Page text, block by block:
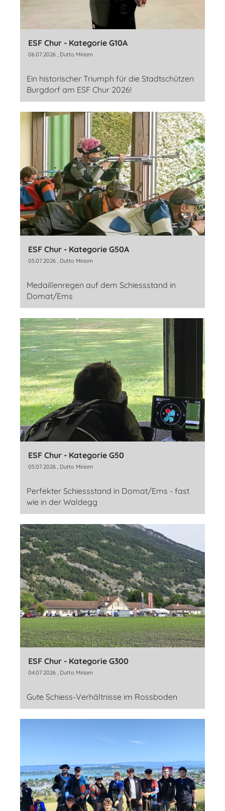
ESF Chur - Kategorie G10A
06.07.2026 , Dutto Miriam
Ein historischer Triumph für die Stadtschützen
Burgdorf am ESF Chur 2026!
ESF Chur - Kategorie G50A
05.07.2026 , Dutto Miriam
Medaillenregen auf dem Schiessstand in
Domat/Ems
ESF Chur - Kategorie G50
05.07.2026 , Dutto Miriam
Perfekter Schiessstand in Domat/Ems - fast
wie in der Waldegg
ESF Chur - Kategorie G300
04.07.2026 , Dutto Miriam
Gute Schiess-Verhältnisse im Rossboden